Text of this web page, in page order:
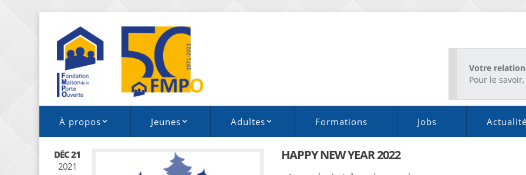
Votre
Pour le
À propos Jeunes Adultes Formations Jobs
DÉC 21
2021
HAPPY NEW YEAR 2022